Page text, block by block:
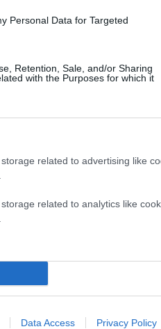
Personal Data for Targeted
Retention, Sale, and/or Sharing
with the Purposes for which it
related to advertising like
related to analytics like
Data Access Privacy Policy
επίσημα την
Series X της